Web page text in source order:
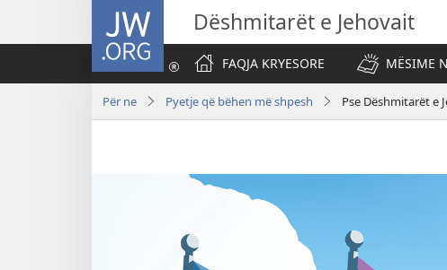
JW.ORG Dëshmitarët e Jehovait
FAQJA KRYESORE
MËSIME
Për ne Pyetje që bëhen më shpesh Pse Dëshmitarët e